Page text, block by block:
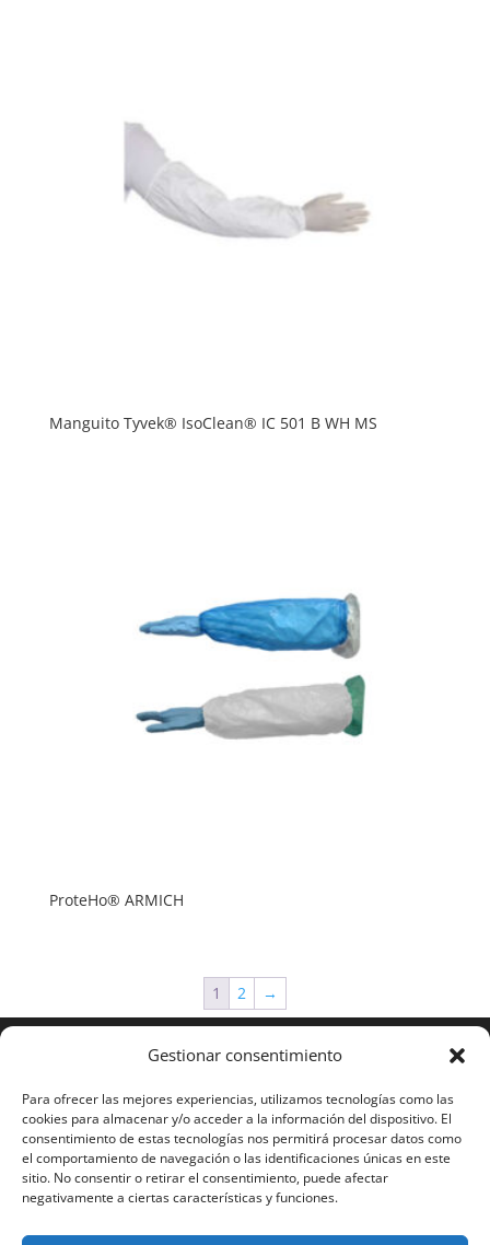
Gestionar consentimiento
Para ofrecer las mejores experiencias, utilizamos tecnologías como las
cookies para almacenar y/o acceder a la información del dispositivo. El
consentimiento de estas tecnologías nos permitirá procesar datos como
el comportamiento de navegación o las identificaciones únicas en este
sitio. No consentir o retirar el consentimiento, puede afectar
negativamente a ciertas características y funciones.
Manguito Tyvek® IsoClean® IC 501 B WH MS
ProteHo® ARMICH
1 2 →